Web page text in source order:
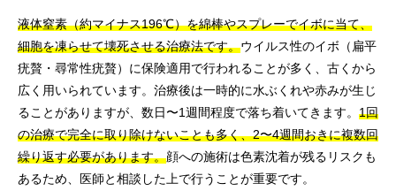
液体窒素（約マイナス196℃）を綿棒やスプレーでイボに当て、
細胞を凍らせて壊死させる治療法です。ウイルス性のイボ（扁平
疣贅・尋常性疣贅）に保険適用で行われることが多く、古くから
広く用いられています。治療後は一時的に水ぶくれや赤みが生じ
ることがありますが、数日〜1週間程度で落ち着いてきます。 1回
の治療で完全に取り除けないことも多く、2〜4週間おきに複数回
繰り返す必要があります。顔への施術は色素沈着が残るリスクも
あるため、医師と相談した上で行うことが重要です。